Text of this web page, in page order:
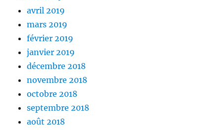
avril 2019
mars 2019
février 2019
janvier 2019
décembre 2018
novembre 2018
octobre 2018
septembre 2018
août 2018